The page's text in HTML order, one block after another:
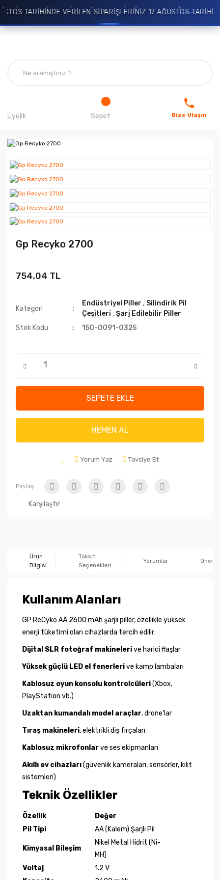
TARİHİNDE VERİLEN SİPARİŞLERİNİZ 17 AĞUSTOS
Üyelik Sepet Bize Ulaşın
Gp Recyko 2700
754,04 TL
Kategori
Endüstriyel Piller , Silindirik Pil
Çeşitleri ,Şarj Edilebilir Piller
Stok Kodu
150-0091-0325
SEPETE EKLE
HEMEN AL
Yorum Yaz Tavsiye Et
Paylaş :
Karşılaştır
Ürün
Bilgisi
Taksit
Seçenekleri
Yorumlar
Kullanım Alanları
GP ReCyko AA 2600 mAh şarjlı piller, özellikle yüksek
enerji tüketimi olan cihazlarda tercih edilir:
Dijital SLR fotoğraf makinelerive harici flaşlar
Yüksek güçlü LED el fenerlerive kamp lambaları
Kablosuz oyun konsolu kontrolcüleri(Xbox,
PlayStation vb.)
Uzaktan kumandalı model araçlar, drone'lar
Tıraş makineleri, elektrikli diş fırçaları
Kablosuz mikrofonlarve ses ekipmanları
Akıllı ev cihazları(güvenlik kameraları, sensörler, kilit
sistemleri)
Teknik Özellikler
Özellik
Değer
Pil Tipi
AA (Kalem) Şarjlı Pil
Kimyasal Bileşim
Nikel Metal Hidrit (Ni-
MH)
Voltaj
1.2 V